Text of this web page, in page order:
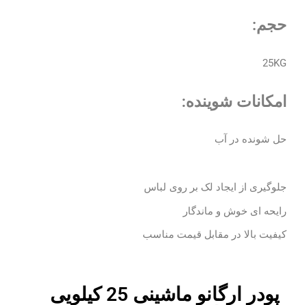
حجم:
25KG
امکانات شوینده:
حل شونده در آب
جلوگیری از ایجاد لک بر روی لباس
رایحه ای خوش و ماندگار
کیفیت بالا در مقابل قیمت مناسب
پودر ارگانو ماشینی 25 کیلویی